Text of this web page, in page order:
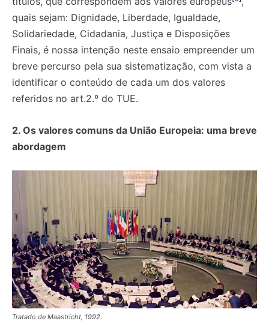
quais sejam: Dignidade, Liberdade, Igualdade,
Solidariedade, Cidadania, Justiça e Disposições
Finais, é nossa intenção neste ensaio empreender um
breve percurso pela sua sistematização, com vista a
identificar o conteúdo de cada um dos valores
referidos no art.2.º do TUE.
2. Os valores comuns da União Europeia: uma breve
abordagem
Tratado de Maastricht, 1992.